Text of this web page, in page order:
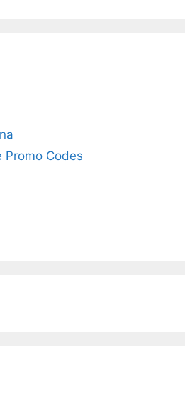
Promo Codes